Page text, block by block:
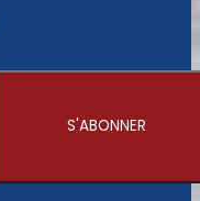
S'ABONNER